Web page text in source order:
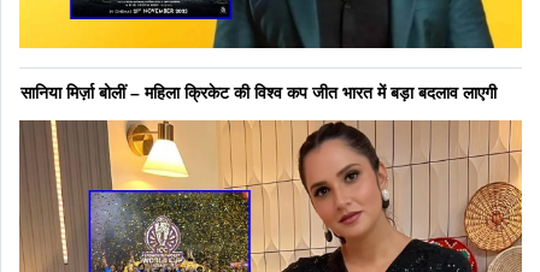
सानिया मिर्ज़ा बोलीं – महिला क्रिकेट की विश्व कप जीत भारत में बड़ा बदलाव लाएगी